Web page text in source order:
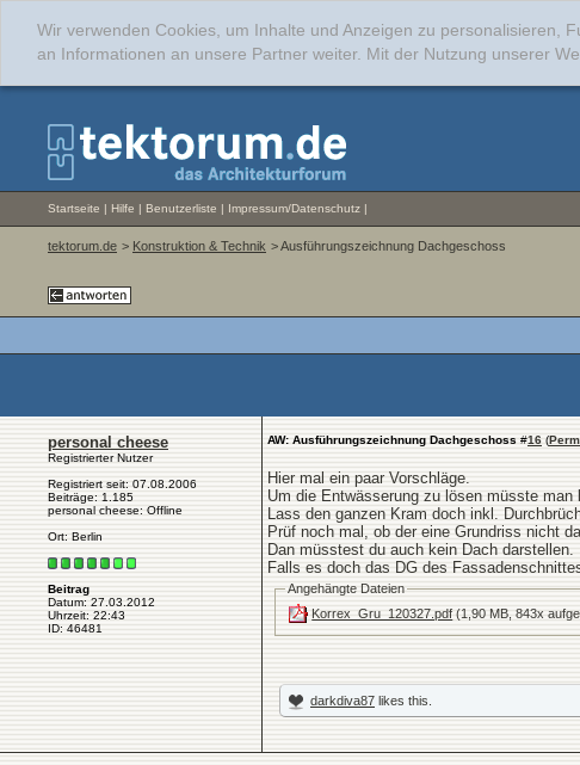
Wir verwenden Cookies, um Inhalte und Anzeigen zu personalisieren,
an Informationen an unsere Partner weiter. Mit der Nutzung unserer
Startseite | Hilfe | Benutzerliste | Impressum/Datenschutz |
tektorum.de > Konstruktion & Technik > Ausführungszeichnung Dachgeschoss
personal cheese
Registrierter Nutzer
Registriert seit: 07.08.2006
Beiträge: 1.185
personal cheese: Offline
Ort: Berlin
Beitrag
Datum: 27.03.2012
Uhrzeit: 22:43
ID: 46481
AW: Ausführungszeichnung Dachgeschoss #16 (
Hier mal ein paar Vorschläge.
Um die Entwässerung zu lösen müsste
Lass den ganzen Kram doch inkl.
Prüf noch mal, ob der eine Grundriss nicht
Dan müsstest du auch kein Dach darstellen.
Falls es doch das DG des
Angehängte Dateien
Korrex_Gru_120327.pdf (1,90 MB, 843x
darkdiva87 likes this.